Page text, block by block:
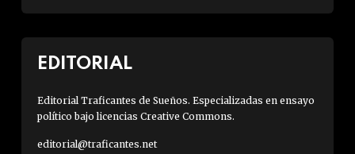
EDITORIAL
Editorial Traficantes de Sueños. Especializadas en ensayo
político bajo licencias Creative Commons.
editorial@traficantes.net